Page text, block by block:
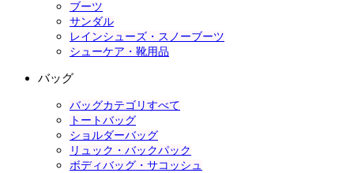
ブーツ
サンダル
レインシューズ・スノーブーツ
シューケア・靴用品
バッグ
バッグカテゴリすべて
トートバッグ
ショルダーバッグ
リュック・バックパック
ボディバッグ・サコッシュ